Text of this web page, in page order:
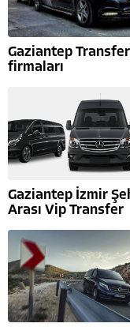
Gaziantep Transfer
firmaları
Gaziantep İzmir
Arası Vip Transfer